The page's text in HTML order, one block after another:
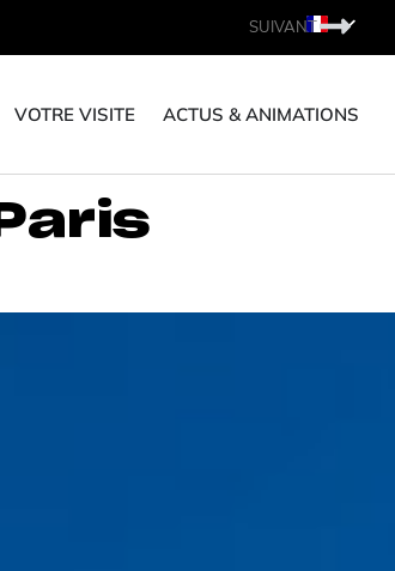
VOTRE VISITE ACTUS & ANIMATIONS
SUIVANT